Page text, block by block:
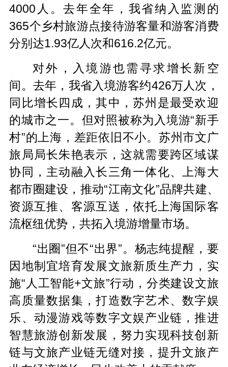
4000人。去年全年，我省纳入监测的
365个乡村旅游点接待游客量和游客消费
分别达1.93亿人次和616.2亿元。
对外，入境游也需寻求增长新空
间。去年，我省入境游客约426万人次，
同比增长四成，其中，苏州是最受欢迎
的城市之一。但对照被称为入境游“新手
村”的上海，差距依旧不小。苏州市文广
旅局局长朱艳表示，这就需要跨区域谋
协同，主动融入长三角一体化、上海大
都市圈建设，推动“江南文化”品牌共建、
资源互推、客源互送，依托上海国际客
流枢纽优势，共拓入境游增量市场。
“出圈”但不“出界”。杨志纯提醒，要
因地制宜培育发展文旅新质生产力，实
施“人工智能+文旅”行动，分类建设文旅
高质量数据集，打造数字艺术、数字娱
乐、动漫游戏等数字文娱产业链，推进
智慧旅游创新发展，努力实现科技创新
链与文旅产业链无缝对接，提升文旅产